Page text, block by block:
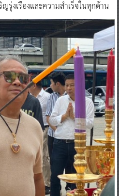
รุ่งเรืองและความสำเร็จในทุกด้าน